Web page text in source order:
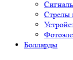
Стрелы
Болларды